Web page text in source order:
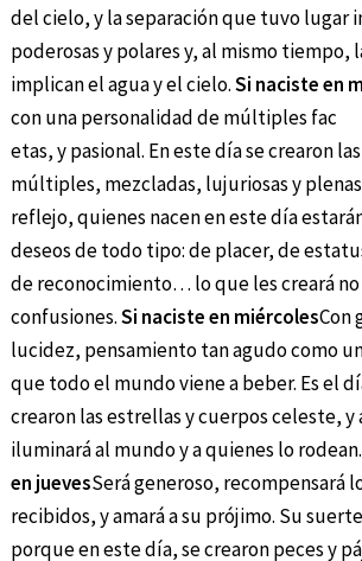
del cielo, y la separación que tuvo lugar
poderosas y polares y, al mismo tiempo,
implican el agua y el cielo.Si naciste en
con una personalidad de múltiples fac
etas, y pasional. En este día se crearon
múltiples, mezcladas, lujuriosas y plenas
reflejo, quienes nacen en este día
deseos de todo tipo: de placer, de
de reconocimiento… lo que les creará no
confusiones.Si naciste en miércolesCon
lucidez, pensamiento tan agudo como
que todo el mundo viene a beber. Es el
crearon las estrellas y cuerpos celeste, y
iluminará al mundo y a quienes lo rodean.
en juevesSerá generoso, recompensará
recibidos, y amará a su prójimo. Su
porque en este día, se crearon peces y